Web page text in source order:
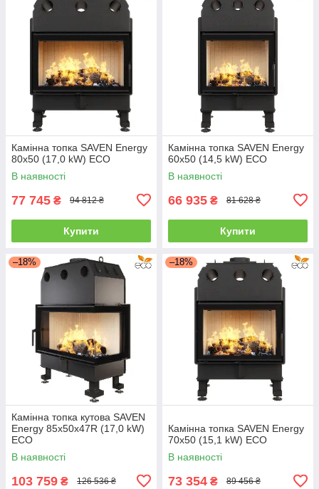
Камінна топка SAVEN Energy
80х50 (17,0 kW) ECO
В наявності
77 745 ₴ 94 812 ₴
Купити
Камінна топка SAVEN Energy
60х50 (14,5 kW) ECO
В наявності
66 935 ₴ 81 628 ₴
Купити
–18%
Камінна топка кутова SAVEN
Energy 85х50х47R (17,0 kW)
ECO
В наявності
103 759 ₴ 126 536 ₴
–18%
Камінна топка SAVEN Energy
70х50 (15,1 kW) ECO
В наявності
73 354 ₴ 89 456 ₴